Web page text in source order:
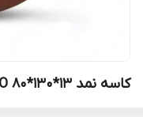
کاسه نمد TTO 80*130*13